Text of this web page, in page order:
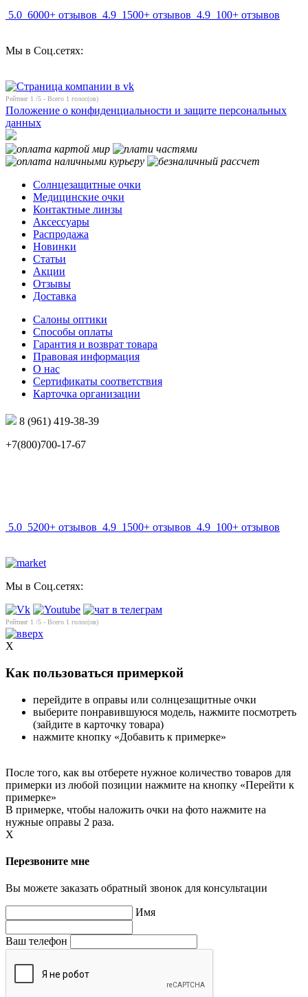
5.0 6000+ отзывов 4.9 1500+ отзывов 4.9 100+ отзывов
Мы в Соц.сетях:
Рейтинг 1 /5 - Всего 1 голос(ов)
Положение о конфиденциальности и защите персональных
данных
Солнцезащитные очки
Медицинские очки
Контактные линзы
Аксессуары
Распродажа
Новинки
Статьи
Акции
Отзывы
Доставка
Салоны оптики
Способы оплаты
Гарантия и возврат товара
Правовая информация
О нас
Сертификаты соответствия
Карточка организации
8 (961) 419-38-39
+7(800)700-17-67
5.0 5200+ отзывов 4.9 1500+ отзывов 4.9 100+ отзывов
Мы в Соц.сетях:
Рейтинг 1 /5 - Всего 1 голос(ов)
X
Как пользоваться примеркой
перейдите в оправы или солнцезащитные очки
выберите понравившуюся модель, нажмите посмотреть
(зайдите в карточку товара)
нажмите кнопку «Добавить к примерке»
После того, как вы отберете нужное количество товаров для
примерки из любой позиции нажмите на кнопку «Перейти к
примерке»
В примерке, чтобы наложить очки на фото нажмите на
нужные оправы 2 раза.
X
Перезвоните мне
Вы можете заказать обратный звонок для консультации
Имя
Ваш телефон